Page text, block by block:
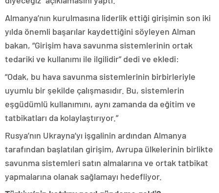
Almanya’nın kurulmasına liderlik ettiği girişimin son iki
yılda önemli başarılar kaydettiğini söyleyen Alman
bakan, “Girişim hava savunma sistemlerinin ortak
tedariki ve kullanımı ile ilgilidir” dedi ve ekledi:
“Odak, bu hava savunma sistemlerinin birbirleriyle
uyumlu bir şekilde çalışmasıdır. Bu, sistemlerin
eşgüdümlü kullanımını, aynı zamanda da eğitim ve
tatbikatları da kolaylaştırıyor.”
Rusya’nın Ukrayna’yı işgalinin ardından Almanya
tarafından başlatılan girişim, Avrupa ülkelerinin birlikte
savunma sistemleri satın almalarına ve ortak tatbikat
yapmalarına olanak sağlamayı hedefliyor.